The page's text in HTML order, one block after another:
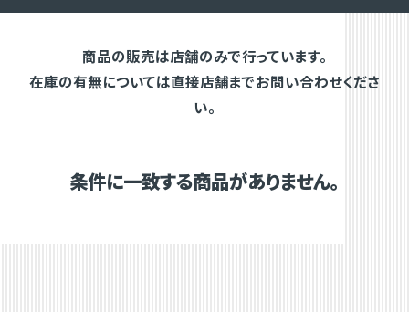
商品の販売は店舗のみで行っています。
在庫の有無については直接店舗までお問い合わせくださ
い。
条件に一致する商品がありません。